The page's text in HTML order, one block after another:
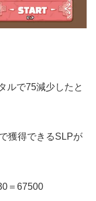
ルで75減少したと
獲得できるSLPが
＝67500